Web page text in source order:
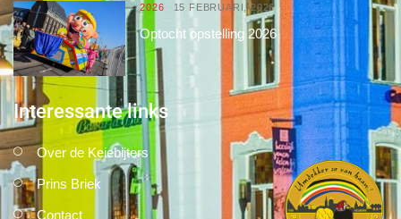
2026 15 FEBRUARI, 2026
Optocht opstelling 2026
Interessante links
Over de Keiebijters
Prins Briek
Contact